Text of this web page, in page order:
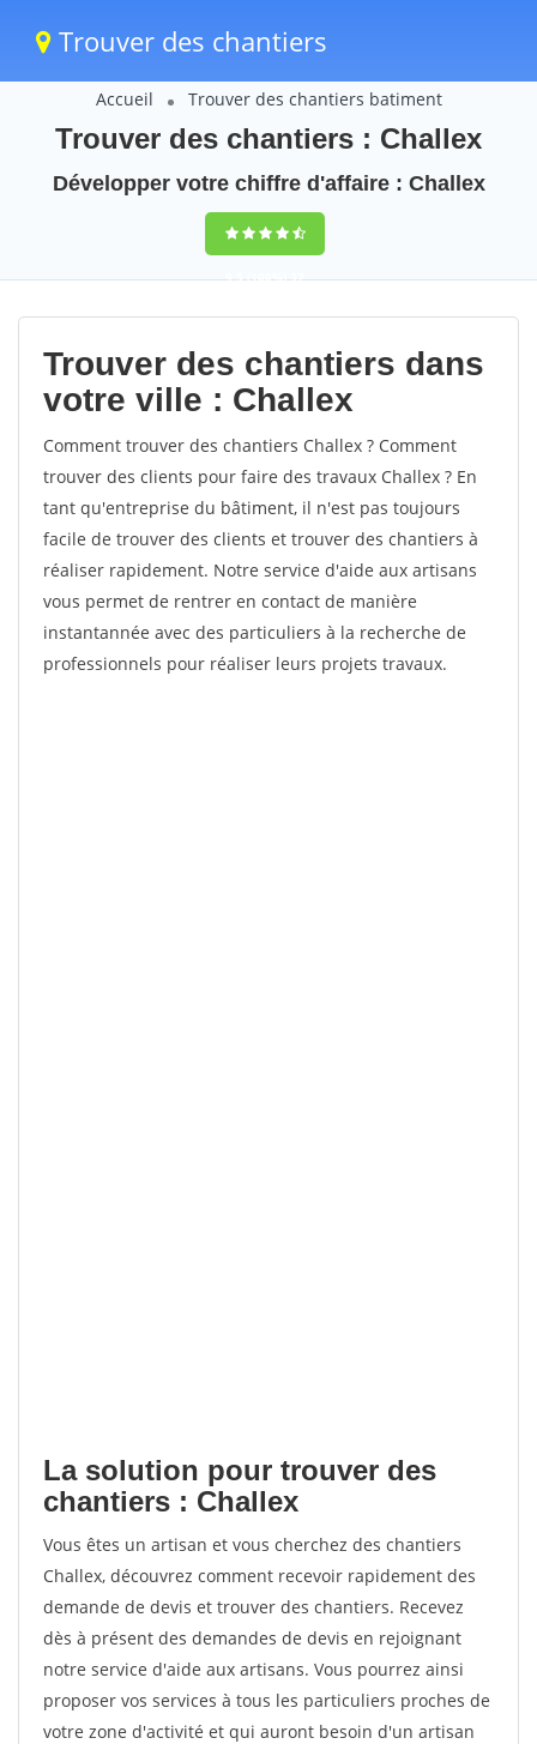
Trouver des chantiers
Accueil Trouver des chantiers batiment
Trouver des chantiers : Challex
Développer votre chiffre d'affaire : Challex
9,5(100%)37
votes
Trouver des chantiers dans
votre ville : Challex
Comment trouver des chantiers Challex ? Comment
trouver des clients pour faire des travaux Challex ? En
tant qu'entreprise du bâtiment, il n'est pas toujours
facile de trouver des clients et trouver des chantiers à
réaliser rapidement. Notre service d'aide aux artisans
vous permet de rentrer en contact de manière
instantannée avec des particuliers à la recherche de
professionnels pour réaliser leurs projets travaux.
La solution pour trouver des
chantiers : Challex
Vous êtes un artisan et vous cherchez des chantiers
Challex, découvrez comment recevoir rapidement des
demande de devis et trouver des chantiers. Recevez
dès à présent des demandes de devis en rejoignant
notre service d'aide aux artisans. Vous pourrez ainsi
proposer vos services à tous les particuliers proches de
votre zone d'activité et qui auront besoin d'un artisan